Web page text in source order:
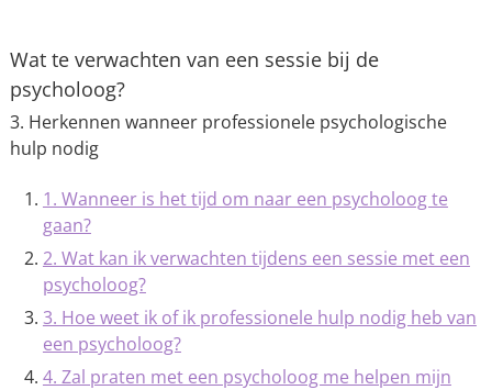
Wat te verwachten van een sessie bij de
psycholoog?
3. Herkennen wanneer professionele psychologische
hulp nodig
1. Wanneer is het tijd om naar een psycholoog te
gaan?
2. Wat kan ik verwachten tijdens een sessie met een
psycholoog?
3. Hoe weet ik of ik professionele hulp nodig heb van
een psycholoog?
4. Zal praten met een psycholoog me helpen mijn